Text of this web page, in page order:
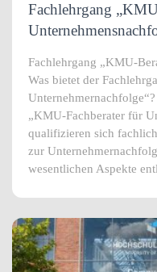
Fachlehrgang
Fachlehrgang „KMU-
Was bietet der
„KMU-Fachberater für
qualifizieren sich
zur
wesentlichen Aspekte